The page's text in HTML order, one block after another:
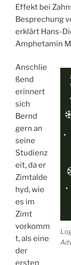
Effekt bei
Besprechung
erklärt Hans-
Amphetamin
Anschlie
ßend
erinnert
sich
Bernd
gern an
seine
Studienz
eit, da er
Zimtalde
hyd, wie
es im
Zimt
vorkomm
t, als eine
der
ersten